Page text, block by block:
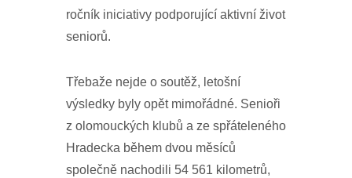
ročník iniciativy podporující aktivní život
seniorů.
Třebaže nejde o soutěž, letošní
výsledky byly opět mimořádné. Senioři
z olomouckých klubů a ze spřáteleného
Hradecka během dvou měsíců
společně nachodili 54 561 kilometrů,